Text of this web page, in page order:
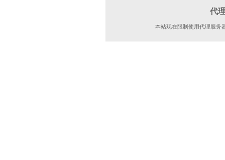
代
本站现在限制使用代理服务